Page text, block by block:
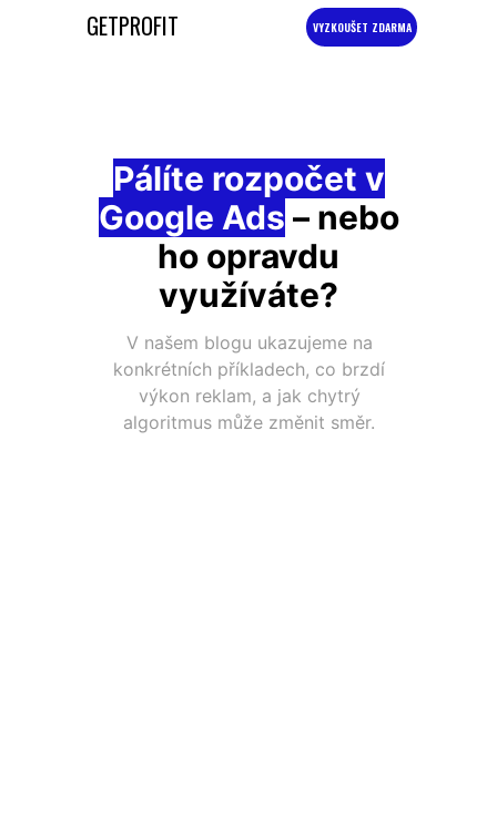
GETPROFIT VYZKOUŠET ZDARMA
Pálíte rozpočet v
Google Ads – nebo
ho opravdu
využíváte?
V našem blogu ukazujeme na
konkrétních příkladech, co brzdí
výkon reklam, a jak chytrý
algoritmus může změnit směr.